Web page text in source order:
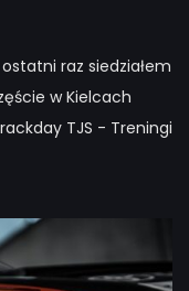
raz siedziałem
w Kielcach
TJS - Treningi